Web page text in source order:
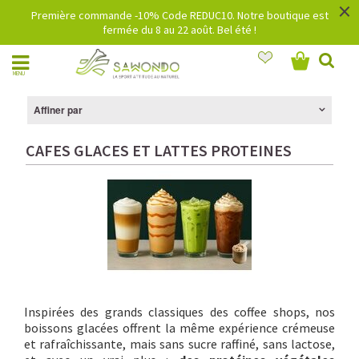
Première commande -10% Code REDUC10. Notre boutique est
fermée du 8 au 22 août. Bel été !
×
MENU
Affiner par
CAFES GLACES ET LATTES PROTEINES
Inspirées des grands classiques des coffee shops, nos
boissons glacées offrent la même expérience crémeuse
et rafraîchissante, mais sans sucre raffiné, sans lactose,